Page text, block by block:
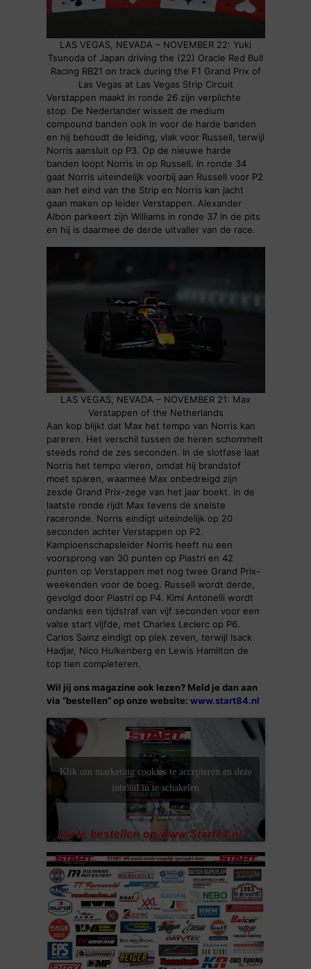
LAS VEGAS, NEVADA – NOVEMBER 22: Yuki
Tsunoda of Japan driving the (22) Oracle Red Bull
Racing RB21 on track during the F1 Grand Prix of
Las Vegas at Las Vegas Strip Circuit
Verstappen maakt in ronde 26 zijn verplichte
stop. De Nederlander wisselt de medium
compound banden ook in voor de harde banden
en hij behoudt de leiding, vlak voor Russell, terwijl
Norris aansluit op P3. Op de nieuwe harde
banden loopt Norris in op Russell. In ronde 34
gaat Norris uiteindelijk voorbij aan Russell voor P2
aan het eind van the Strip en Norris kan jacht
gaan maken op leider Verstappen. Alexander
Albon parkeert zijn Williams in ronde 37 in de pits
en hij is daarmee de derde uitvaller van de race.
LAS VEGAS, NEVADA – NOVEMBER 21: Max
Verstappen of the Netherlands
Aan kop blijkt dat Max het tempo van Norris kan
pareren. Het verschil tussen de heren schommelt
steeds rond de zes seconden. In de slotfase laat
Norris het tempo vieren, omdat hij brandstof
moet sparen, waarmee Max onbedreigd zijn
zesde Grand Prix-zege van het jaar boekt. In de
laatste ronde rijdt Max tevens de snelste
raceronde. Norris eindigt uiteindelijk op 20
seconden achter Verstappen op P2.
Kampioenschapsleider Norris heeft nu een
voorsprong van 30 punten op Piastri en 42
punten op Verstappen met nog twee Grand Prix-
weekenden voor de boeg. Russell wordt derde,
gevolgd door Piastri op P4. Kimi Antonelli wordt
ondanks een tijdstraf van vijf seconden voor een
valse start vijfde, met Charles Leclerc op P6.
Carlos Sainz eindigt op plek zeven, terwijl Isack
Hadjar, Nico Hulkenberg en Lewis Hamilton de
top tien completeren.
Wil jij ons magazine ook lezen? Meld je dan aan
via “bestellen” op onze website: www.start84.nl
Klik om marketing cookies te accepteren en deze
inhoud in te schakelen